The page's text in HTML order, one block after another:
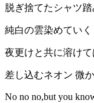
脱ぎ捨てたシャツ踏
純白の雲染めていく
夜更けと共に溶けて
差し込むネオン 微
No no no,but you